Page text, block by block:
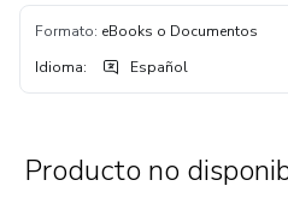
Formato: eBooks o Documentos
Idioma: Español
Producto no